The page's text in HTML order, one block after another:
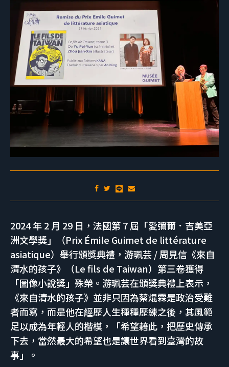
2024 年 2 月 29 日，法國第 7 屆「愛彌爾．吉美亞
洲文學獎」（Prix Émile Guimet de littérature
asiatique）舉行頒獎典禮，游珮芸 / 周見信《來自
清水的孩子》（Le fils de Taiwan）第三卷獲得
「圖像小說獎」殊榮。游珮芸在頒獎典禮上表示，
《來自清水的孩子》並非只因為蔡焜霖是政治受難
者而寫，而是他在經歷人生種種歷練之後，其風範
足以成為年輕人的楷模，「希望藉此，把歷史傳承
下去，當然最大的希望也是讓世界看到臺灣的故
事」。